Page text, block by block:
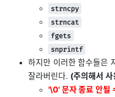
strncpy
strncat
fgets
snprintf
하지만 이러한 함수들은
잘라버린다. (주의해서
'\0' 문자 종료 안될